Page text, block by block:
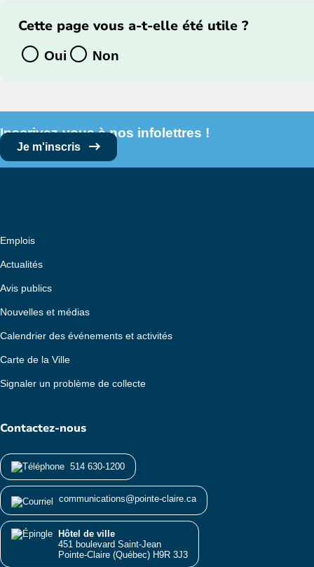
Cette page vous a-t-elle été utile ?
Oui Non
Inscrivez-vous à nos infolettres !
Je m'inscris
Emplois
Actualités
Avis publics
Nouvelles et médias
Calendrier des événements et activités
Carte de la Ville
Signaler un problème de collecte
Contactez-nous
514 630-1200
communications@pointe-claire.ca
Hôtel de ville
451 boulevard Saint-Jean
Pointe-Claire (Québec) H9R 3J3